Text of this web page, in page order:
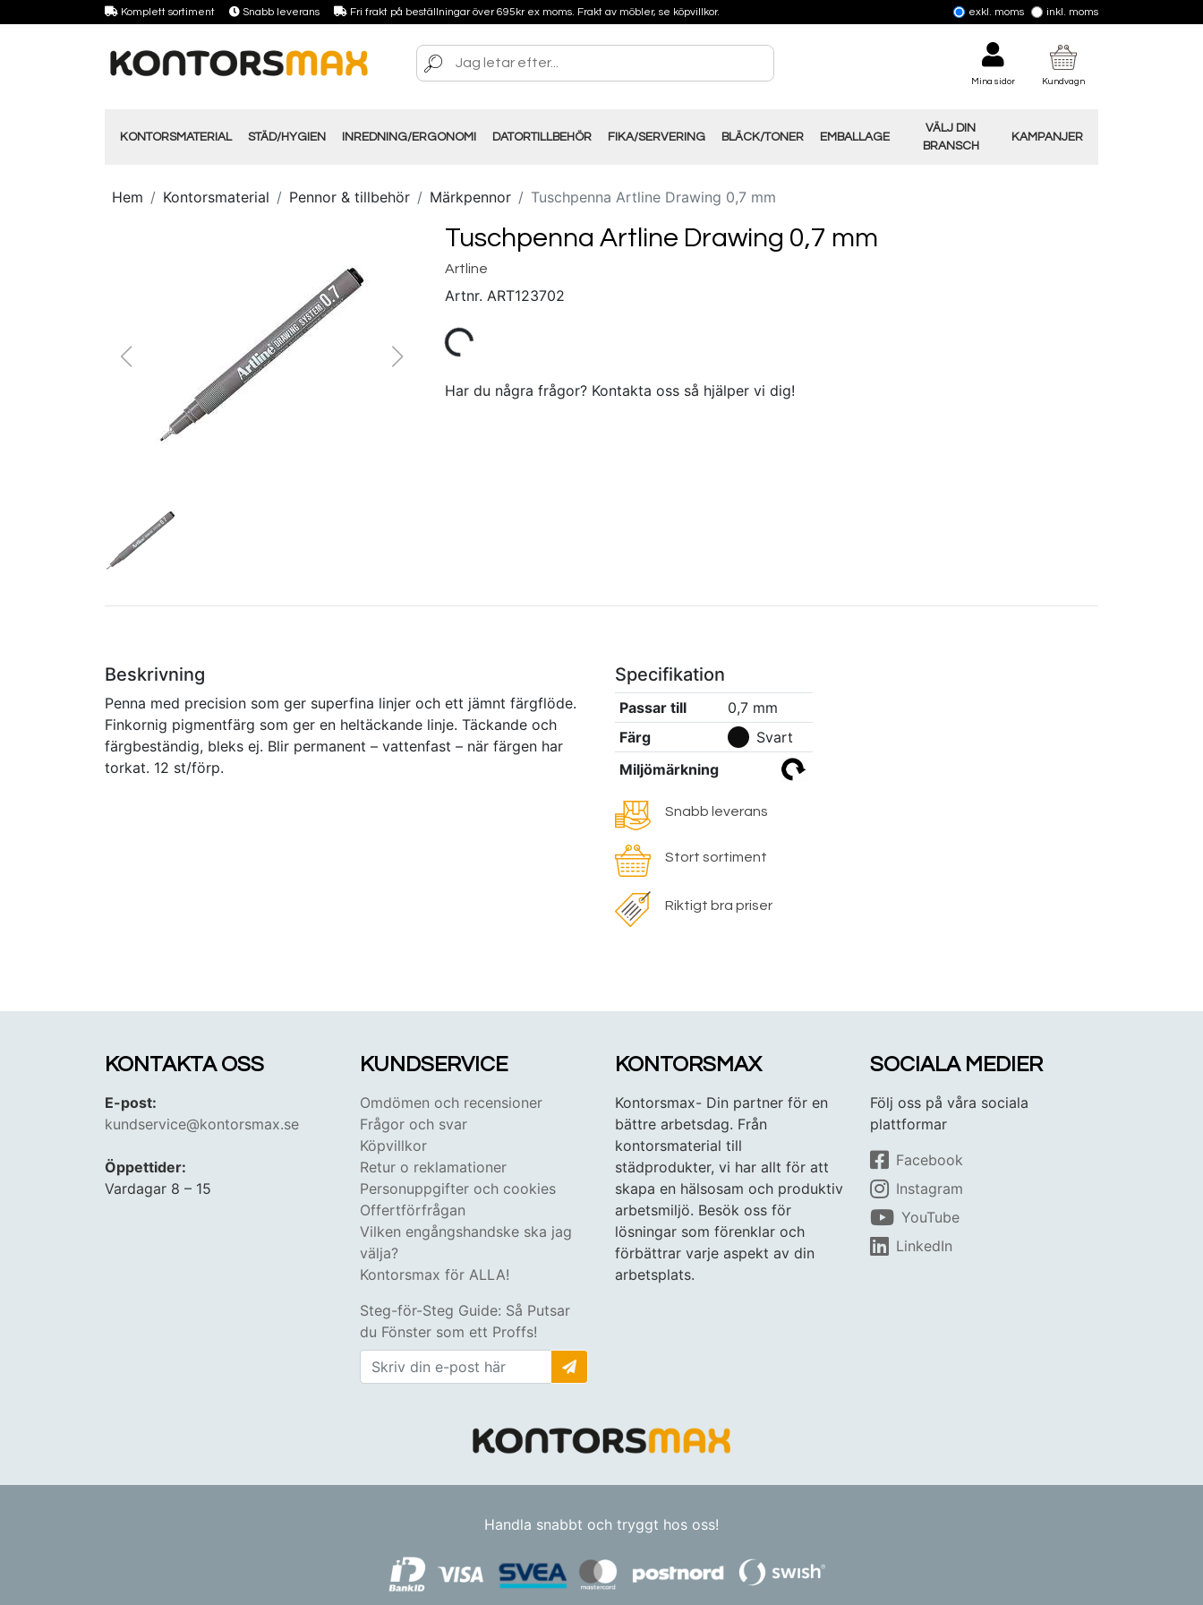
Komplett sortiment Snabb leverans Fri frakt på beställningar över 695kr ex moms. Frakt av möbler, se köpvillkor. exkl. moms inkl. moms
Mina sidor Kundvagn
KONTORSMATERIAL STÄD/HYGIEN INREDNING/ERGONOMI DATORTILLBEHÖR FIKA/SERVERING BLÄCK/TONER EMBALLAGE
VÄLJ DIN
BRANSCH
KAMPANJER
Hem Kontorsmaterial Pennor & tillbehör Märkpennor Tuschpenna Artline Drawing 0,7 mm
Tuschpenna Artline Drawing 0,7 mm
Artline
Artnr. ART123702
Har du några frågor? Kontakta oss så hjälper vi dig!
Beskrivning
Penna med precision som ger superfina linjer och ett jämnt färgflöde.
Finkornig pigmentfärg som ger en heltäckande linje. Täckande och
färgbeständig, bleks ej. Blir permanent – vattenfast – när färgen har
torkat. 12 st/förp.
Specifikation
Passar till
0,7 mm
Färg
Svart
Miljömärkning
Snabb leverans
Stort sortiment
Riktigt bra priser
KONTAKTA OSS
E-post:
kundservice@kontorsmax.se
Öppettider:
Vardagar 8 – 15
KUNDSERVICE
Omdömen och recensioner
Frågor och svar
Köpvillkor
Retur o reklamationer
Personuppgifter och cookies
Offertförfrågan
Vilken engångshandske ska jag
välja?
Kontorsmax för ALLA!
Steg-för-Steg Guide: Så Putsar
du Fönster som ett Proffs!
KONTORSMAX
Kontorsmax- Din partner för en
bättre arbetsdag. Från
kontorsmaterial till
städprodukter, vi har allt för att
skapa en hälsosam och produktiv
arbetsmiljö. Besök oss för
lösningar som förenklar och
förbättrar varje aspekt av din
arbetsplats.
SOCIALA MEDIER
Följ oss på våra sociala
plattformar
Facebook
Instagram
YouTube
LinkedIn
Handla snabbt och tryggt hos oss!